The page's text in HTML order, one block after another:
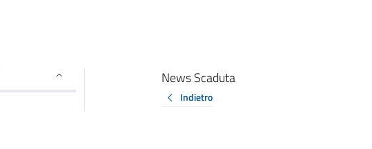
News Scaduta
Indietro